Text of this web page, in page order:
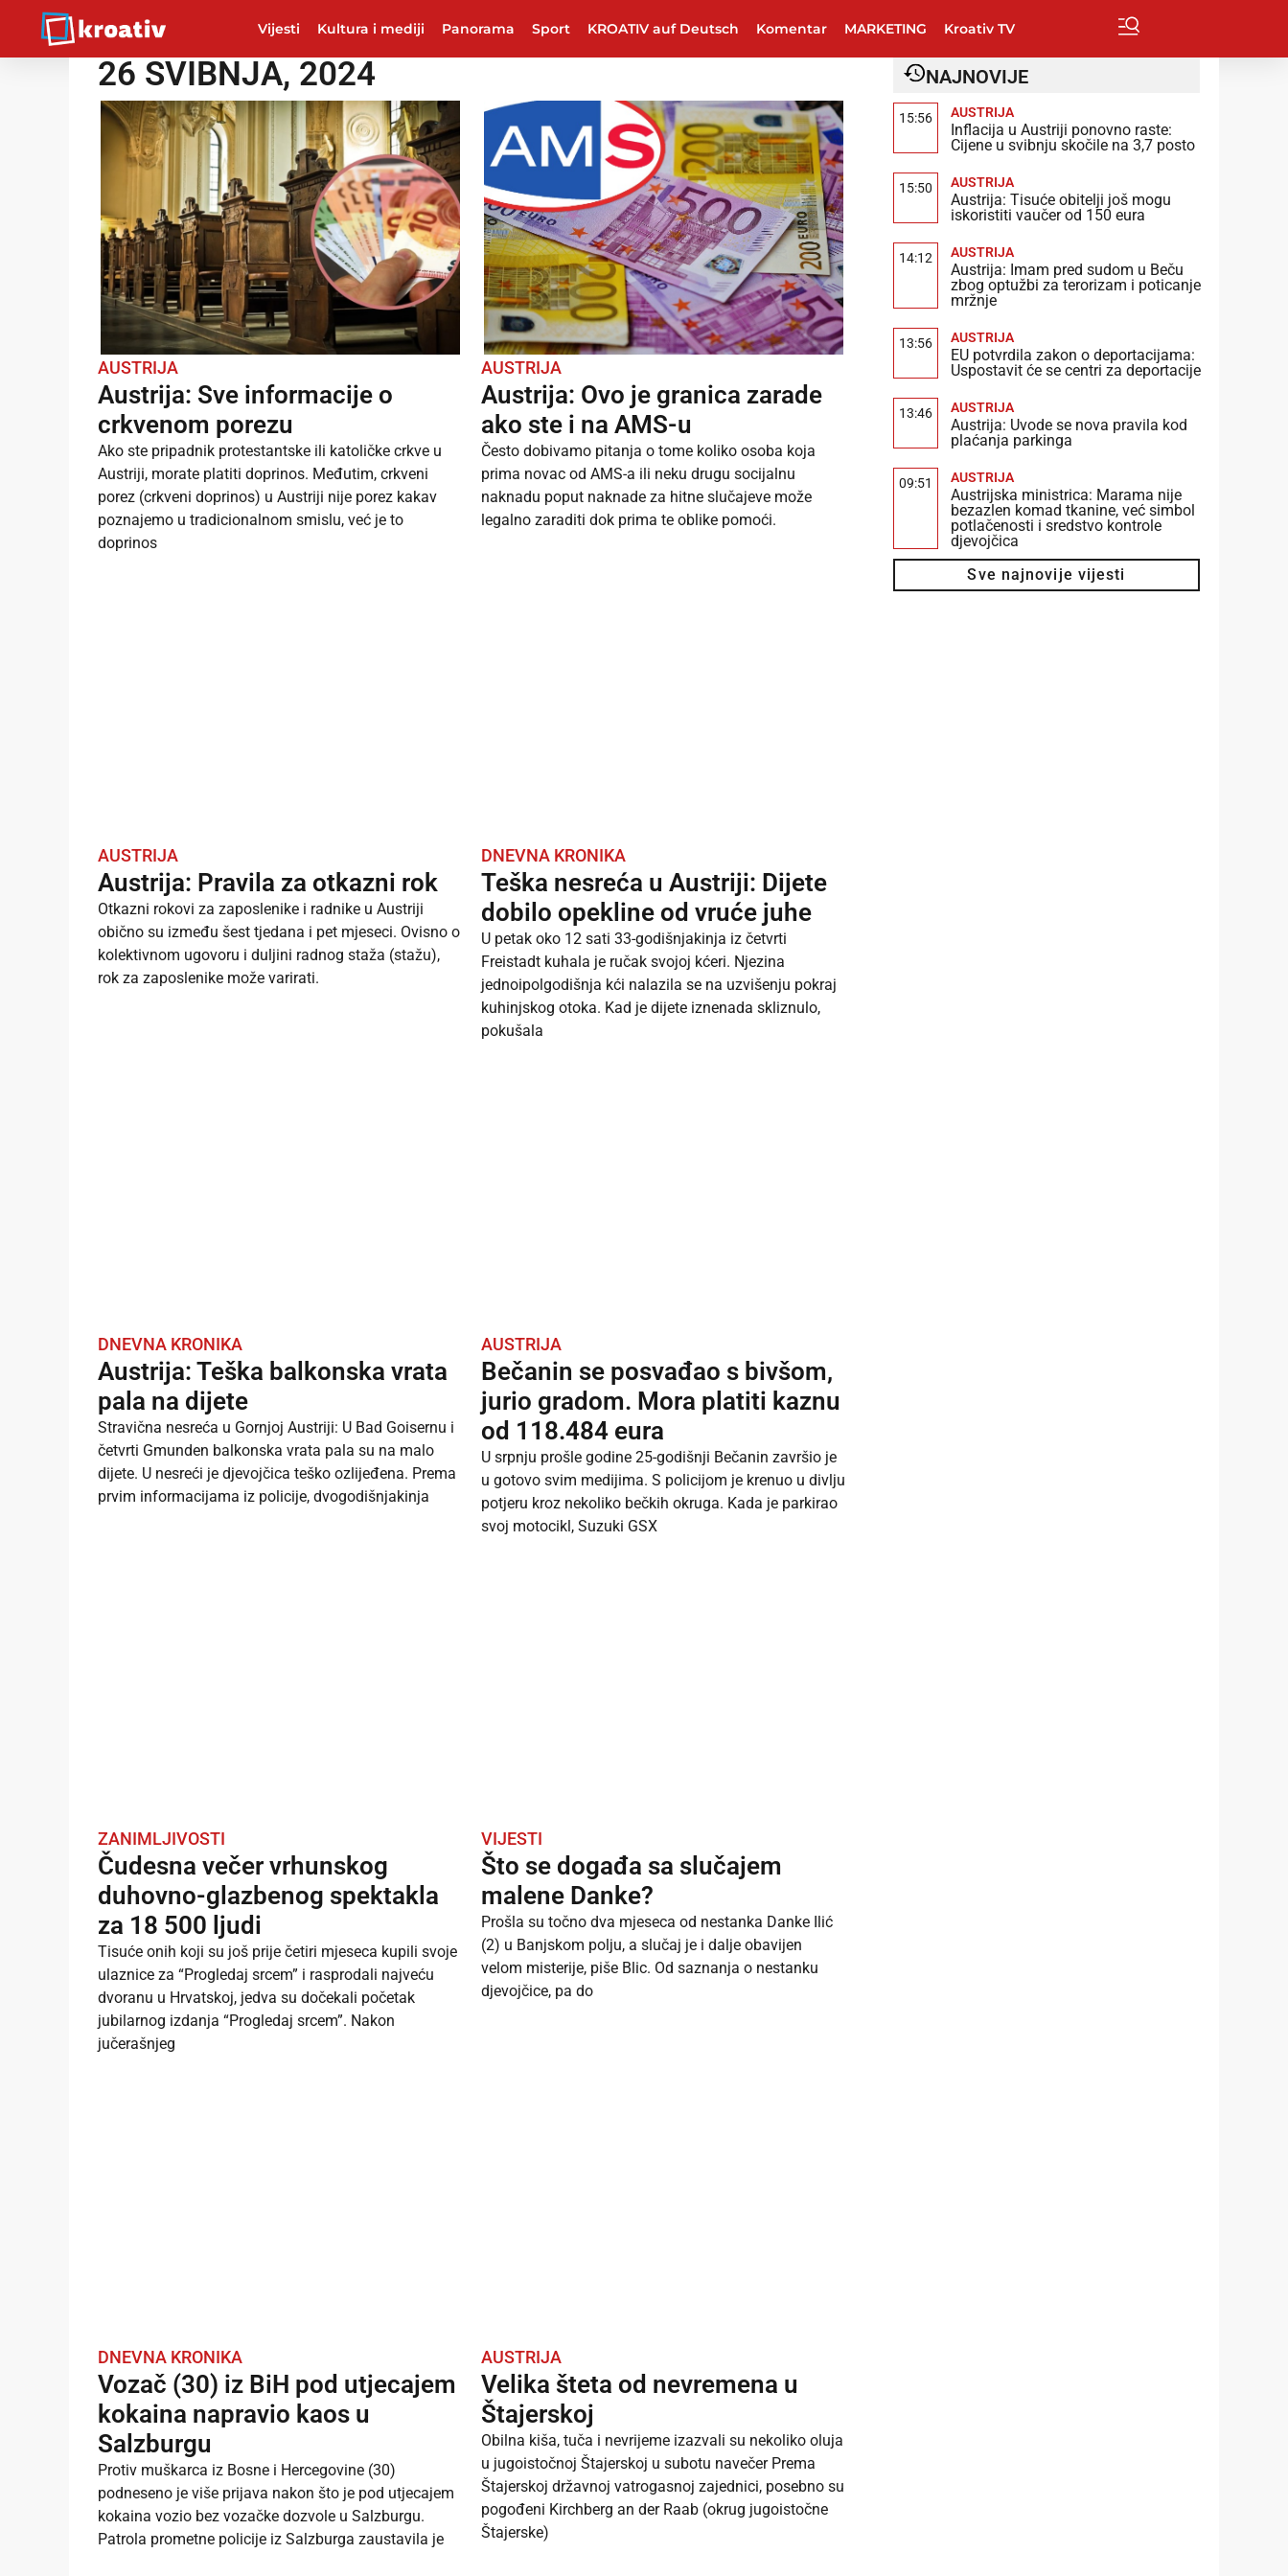
Vijesti Kultura i mediji Panorama Sport KROATIV auf Deutsch Komentar MARKETING Kroativ TV
26 SVIBNJA, 2024
AUSTRIJA
Austrija: Sve informacije o
crkvenom porezu
Ako ste pripadnik protestantske ili katoličke crkve u
Austriji, morate platiti doprinos. Međutim, crkveni
porez (crkveni doprinos) u Austriji nije porez kakav
poznajemo u tradicionalnom smislu, već je to
doprinos
AUSTRIJA
Austrija: Ovo je granica zarade
ako ste i na AMS-u
Često dobivamo pitanja o tome koliko osoba koja
prima novac od AMS-a ili neku drugu socijalnu
naknadu poput naknade za hitne slučajeve može
legalno zaraditi dok prima te oblike pomoći.
AUSTRIJA
Austrija: Pravila za otkazni rok
Otkazni rokovi za zaposlenike i radnike u Austriji
obično su između šest tjedana i pet mjeseci. Ovisno o
kolektivnom ugovoru i duljini radnog staža (stažu),
rok za zaposlenike može varirati.
DNEVNA KRONIKA
Teška nesreća u Austriji: Dijete
dobilo opekline od vruće juhe
U petak oko 12 sati 33-godišnjakinja iz četvrti
Freistadt kuhala je ručak svojoj kćeri. Njezina
jednoipolgodišnja kći nalazila se na uzvišenju pokraj
kuhinjskog otoka. Kad je dijete iznenada skliznulo,
pokušala
DNEVNA KRONIKA
Austrija: Teška balkonska vrata
pala na dijete
Stravična nesreća u Gornjoj Austriji: U Bad Goisernu i
četvrti Gmunden balkonska vrata pala su na malo
dijete. U nesreći je djevojčica teško ozlijeđena. Prema
prvim informacijama iz policije, dvogodišnjakinja
AUSTRIJA
Bečanin se posvađao s bivšom,
jurio gradom. Mora platiti kaznu
od 118.484 eura
U srpnju prošle godine 25-godišnji Bečanin završio je
u gotovo svim medijima. S policijom je krenuo u divlju
potjeru kroz nekoliko bečkih okruga. Kada je parkirao
svoj motocikl, Suzuki GSX
ZANIMLJIVOSTI
Čudesna večer vrhunskog
duhovno-glazbenog spektakla
za 18 500 ljudi
Tisuće onih koji su još prije četiri mjeseca kupili svoje
ulaznice za “Progledaj srcem” i rasprodali najveću
dvoranu u Hrvatskoj, jedva su dočekali početak
jubilarnog izdanja “Progledaj srcem”. Nakon
jučerašnjeg
VIJESTI
Što se događa sa slučajem
malene Danke?
Prošla su točno dva mjeseca od nestanka Danke Ilić
(2) u Banjskom polju, a slučaj je i dalje obavijen
velom misterije, piše Blic. Od saznanja o nestanku
djevojčice, pa do
DNEVNA KRONIKA
Vozač (30) iz BiH pod utjecajem
kokaina napravio kaos u
Salzburgu
Protiv muškarca iz Bosne i Hercegovine (30)
podneseno je više prijava nakon što je pod utjecajem
kokaina vozio bez vozačke dozvole u Salzburgu.
Patrola prometne policije iz Salzburga zaustavila je
AUSTRIJA
Velika šteta od nevremena u
Štajerskoj
Obilna kiša, tuča i nevrijeme izazvali su nekoliko oluja
u jugoistočnoj Štajerskoj u subotu navečer Prema
Štajerskoj državnoj vatrogasnoj zajednici, posebno su
pogođeni Kirchberg an der Raab (okrug jugoistočne
Štajerske)
NAJNOVIJE
15:56 AUSTRIJA
Inflacija u Austriji ponovno raste:
Cijene u svibnju skočile na 3,7 posto
15:50 AUSTRIJA
Austrija: Tisuće obitelji još mogu
iskoristiti vaučer od 150 eura
14:12 AUSTRIJA
Austrija: Imam pred sudom u Beču
zbog optužbi za terorizam i poticanje
mržnje
13:56 AUSTRIJA
EU potvrdila zakon o deportacijama:
Uspostavit će se centri za deportacije
13:46 AUSTRIJA
Austrija: Uvode se nova pravila kod
plaćanja parkinga
09:51 AUSTRIJA
Austrijska ministrica: Marama nije
bezazlen komad tkanine, već simbol
potlačenosti i sredstvo kontrole
djevojčica
Sve najnovije vijesti